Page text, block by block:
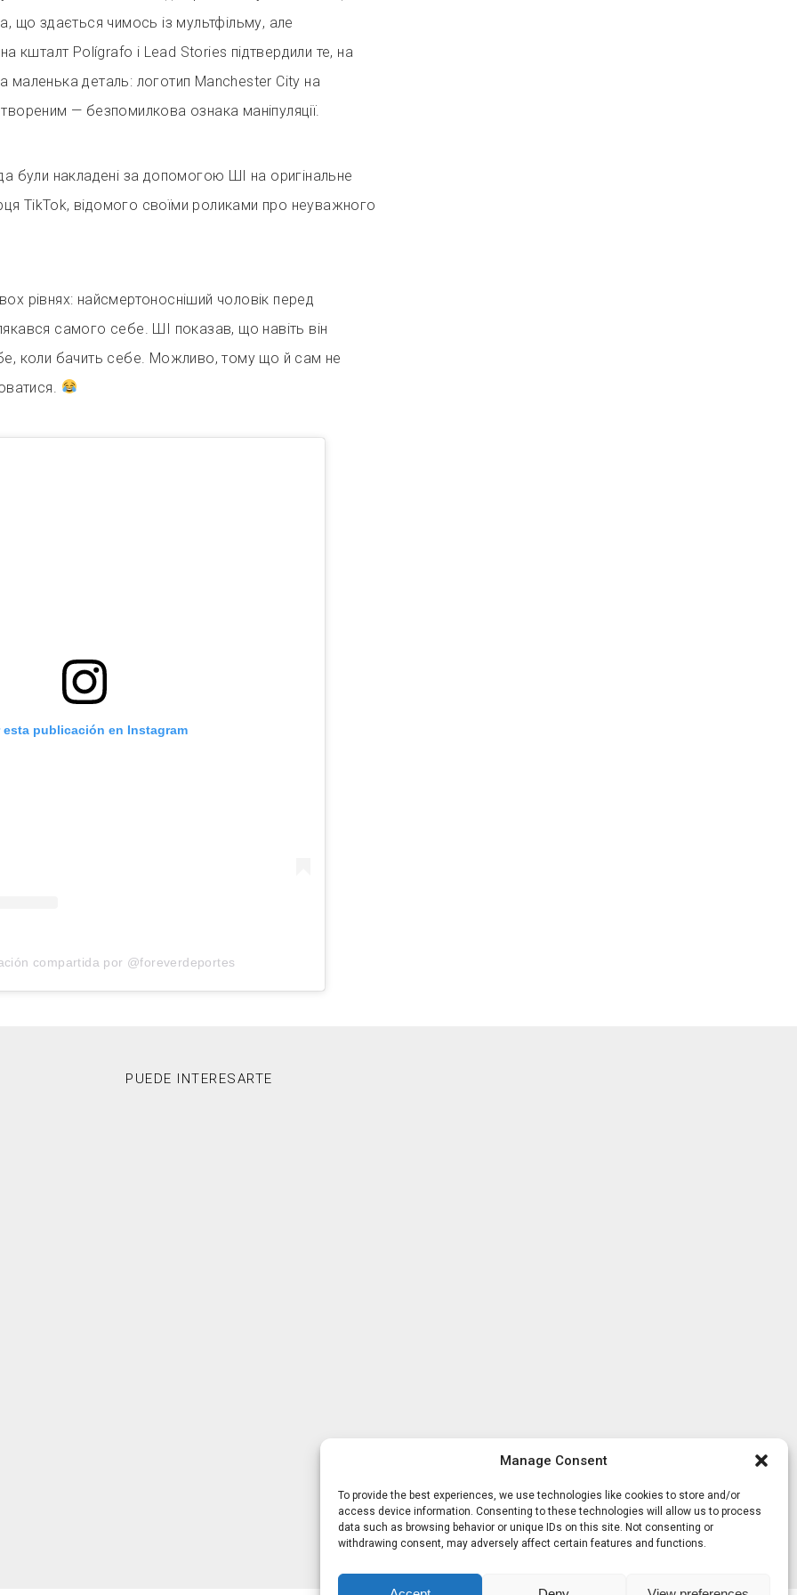
Manage Consent
To provide the best experiences, we use technologies like cookies to store and/or
access device information. Consenting to these technologies will allow us to process
data such as browsing behavior or unique IDs on this site. Not consenting or
withdrawing consent, may adversely affect certain features and functions.
що здається чимось із мультфільму, але
кшталт Polígrafo і Lead Stories підтвердили те, на
деталь: логотип Manchester City на
— безпомилкова ознака маніпуляції.
були накладені за допомогою ШІ на оригінальне
TikTok, відомого своїми роликами про неуважного
рівнях: найсмертоносніший чоловік перед
самого себе. ШІ показав, що навіть він
коли бачить себе. Можливо, тому що й сам не
esta publicación en Instagram
compartida por @foreverdeportes
PUEDE INTERESARTE